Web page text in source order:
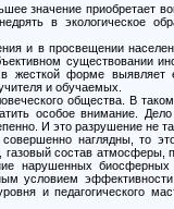
значение приобретает
в экологическое
и в просвещении
существовании
в жесткой форме выявляет
и обучаемых.
общества. В
особое внимание.
И это разрушение не
наглядны, то
состав атмосферы,
нарушенных
условием
и педагогического